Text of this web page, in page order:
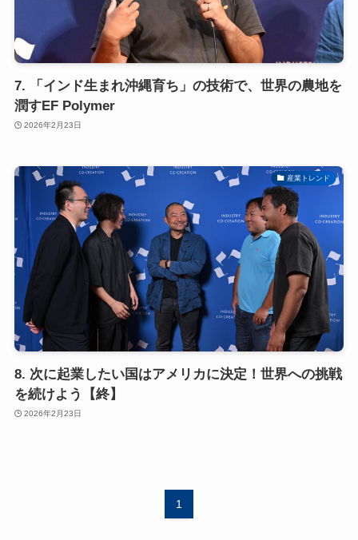
7. 「インド生まれ沖縄育ち」の技術で、世界の農地を
潤すEF Polymer
2026年2月23日
産業トレンド
8. 次に起業したい国はアメリカに決定！世界への挑戦
を続けよう【終】
2026年2月23日
1